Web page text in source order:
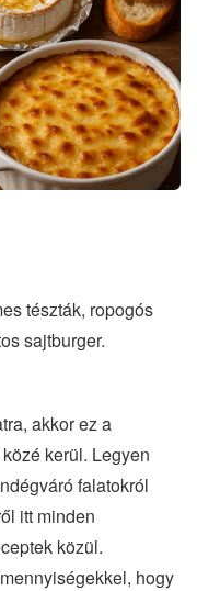
tészták, ropogós
sajtburger.
akkor ez a
kerül. Legyen
falatokról
itt minden
közül.
hogy